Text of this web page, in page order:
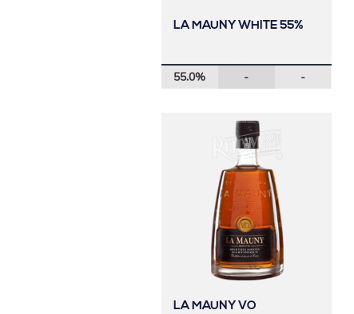
LA MAUNY WHITE 55%
55.0% - -
LA MAUNY VO